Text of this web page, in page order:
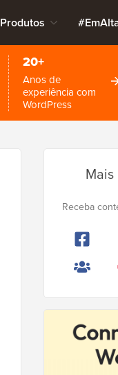
Produtos
20+
Anos de
experiência com
WordPress
Lateral
Principal
Receba